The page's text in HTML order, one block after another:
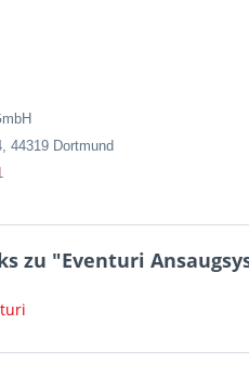
44319 Dortmund
zu "Eventuri